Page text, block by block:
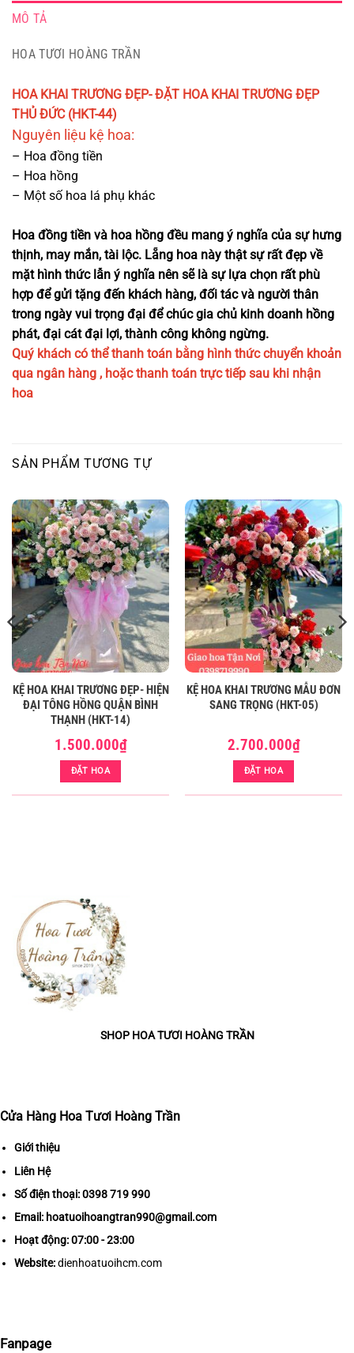
MÔ TẢ
HOA TƯƠI HOÀNG TRẦN
HOA KHAI TRƯƠNG ĐẸP- ĐẶT HOA KHAI TRƯƠNG ĐẸP
THỦ ĐỨC (HKT-44)
Nguyên liệu kệ hoa:
– Hoa đồng tiền
– Hoa hồng
– Một số hoa lá phụ khác
Hoa đồng tiền và hoa hồng đều mang ý nghĩa của sự hưng
thịnh, may mắn, tài lộc. Lẵng hoa này thật sự rất đẹp về
mặt hình thức lẫn ý nghĩa nên sẽ là sự lựa chọn rất phù
hợp để gửi tặng đến khách hàng, đối tác và người thân
trong ngày vui trọng đại để chúc gia chủ kinh doanh hồng
phát, đại cát đại lợi, thành công không ngừng.
Quý khách có thể thanh toán bằng hình thức chuyển khoản
qua ngân hàng , hoặc thanh toán trực tiếp sau khi nhận
hoa
SẢN PHẨM TƯƠNG TỰ
KỆ HOA KHAI TRƯƠNG ĐẸP- HIỆN
ĐẠI TÔNG HỒNG QUẬN BÌNH
THẠNH (HKT-14)
1.500.000₫
ĐẶT HOA
KỆ HOA KHAI TRƯƠNG MẪU ĐƠN
SANG TRỌNG (HKT-05)
2.700.000₫
ĐẶT HOA
SHOP HOA TƯƠI HOÀNG TRẦN
Cửa Hàng Hoa Tươi Hoàng Trần
Giới thiệu
Liên Hệ
Số điện thoại:0398 719 990
Email: hoatuoihoangtran990@gmail.com
Hoạt động: 07:00 - 23:00
Website: dienhoatuoihcm.com
Fanpage